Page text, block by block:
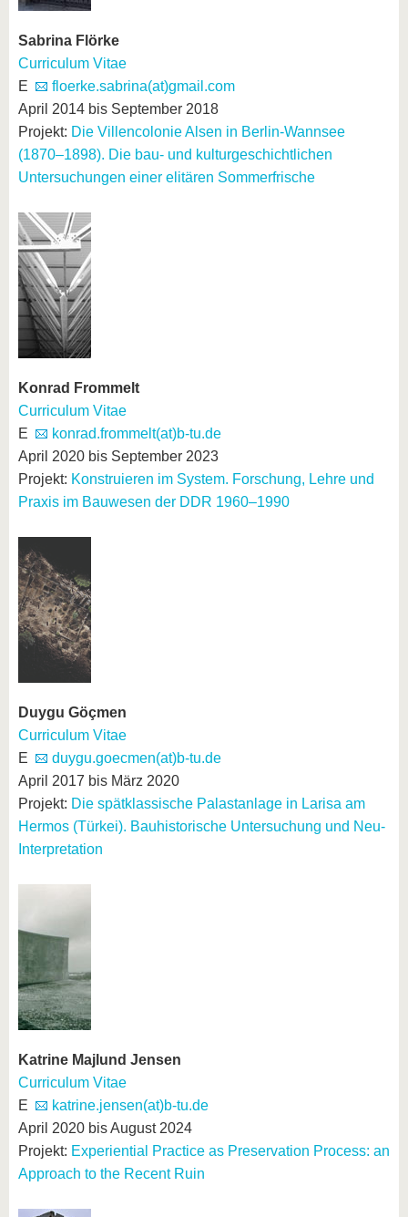
Sabrina Flörke
Curriculum Vitae
E
floerke.sabrina(at)gmail.com
April 2014 bis September 2018
Projekt: Die Villencolonie Alsen in Berlin-Wannsee
(1870–1898). Die bau- und kulturgeschichtlichen
Untersuchungen einer elitären Sommerfrische
Konrad Frommelt
Curriculum Vitae
E
konrad.frommelt(at)b-tu.de
April 2020 bis September 2023
Projekt: Konstruieren im System. Forschung, Lehre und
Praxis im Bauwesen der DDR 1960–1990
Duygu Göçmen
Curriculum Vitae
E
duygu.goecmen(at)b-tu.de
April 2017 bis März 2020
Projekt: Die spätklassische Palastanlage in Larisa am
Hermos (Türkei). Bauhistorische Untersuchung und Neu-
Interpretation
Katrine Majlund Jensen
Curriculum Vitae
E
katrine.jensen(at)b-tu.de
April 2020 bis August 2024
Projekt: Experiential Practice as Preservation Process: an
Approach to the Recent Ruin